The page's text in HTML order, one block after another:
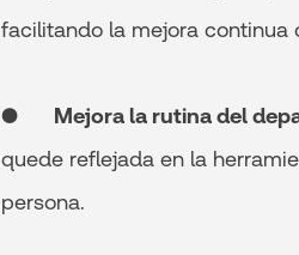
facilitando la mejora continua
● Mejora la rutina del
quede reflejada en la
persona.